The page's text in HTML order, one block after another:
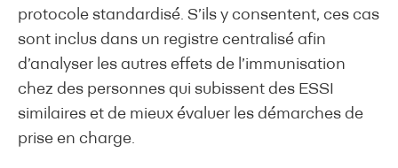
protocole standardisé. S’ils y consentent, ces cas
sont inclus dans un registre centralisé afin
d’analyser les autres effets de l’immunisation
chez des personnes qui subissent des ESSI
similaires et de mieux évaluer les démarches de
prise en charge.